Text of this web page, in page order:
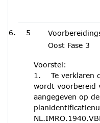
5
Oost Fase 3
Voorstel:
1. Te verklaren
wordt voorbereid
aangegeven op